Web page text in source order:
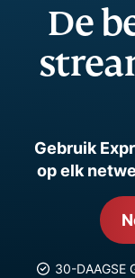
De
Gebruik
op elk
30-DAAGSE